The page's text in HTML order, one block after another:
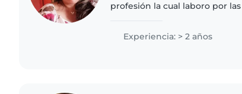
profesión la cual laboro por
empecé a cuidar..
Experiencia: > 2 años